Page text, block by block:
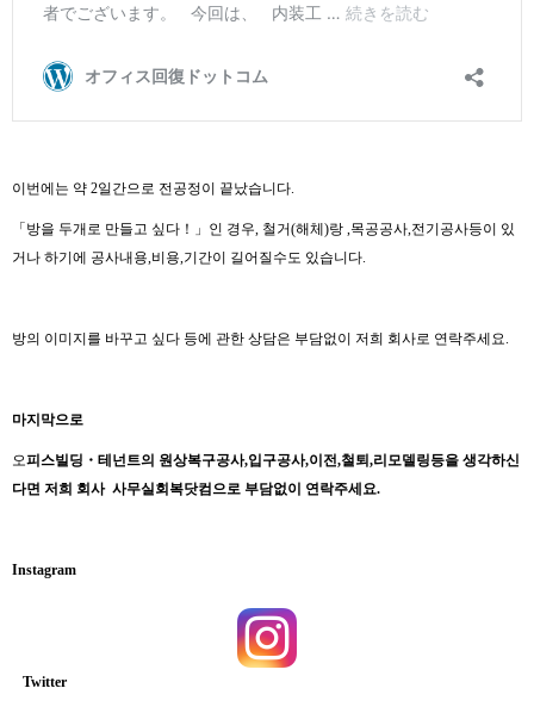
이번에는 약 2일간으로 전공정이 끝났습니다.
「방을 두개로 만들고 싶다！」인 경우, 철거(해체)랑 ,목공공사,전기공사등이 있
거나 하기에 공사내용,비용,기간이 길어질수도 있습니다.
방의 이미지를 바꾸고 싶다 등에 관한 상담은 부담없이 저희 회사로 연락주세요.
마지막으로
오피스빌딩・테넌트의 원상복구공사,입구공사,이전,철퇴,리모델링등을 생각하신
다면 저희 회사 사무실회복닷컴으로 부담없이 연락주세요.
Instagram
Twitter